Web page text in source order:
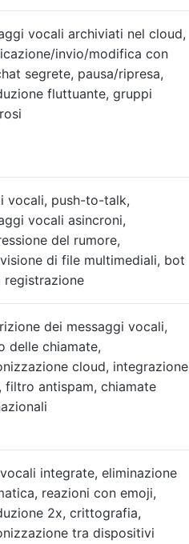
vocali archiviati nel cloud,
invio/modifica con
segrete, pausa/ripresa,
fluttuante, gruppi
vocali, push-to-talk,
vocali asincroni,
del rumore,
di file multimediali, bot
registrazione
dei messaggi vocali,
delle chiamate,
cloud, integrazione
filtro antispam, chiamate
integrate, eliminazione
reazioni con emoji,
2x, crittografia,
tra dispositivi